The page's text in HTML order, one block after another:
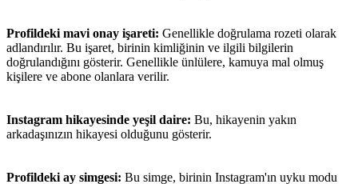
Profildeki mavi onay işareti: Genellikle doğrulama rozeti olarak
adlandırılır. Bu işaret, birinin kimliğinin ve ilgili bilgilerin
doğrulandığını gösterir. Genellikle ünlülere, kamuya mal olmuş
kişilere ve abone olanlara verilir.
Instagram hikayesinde yeşil daire: Bu, hikayenin yakın
arkadaşınızın hikayesi olduğunu gösterir.
Profildeki ay simgesi: Bu simge, birinin Instagram'ın uyku modu